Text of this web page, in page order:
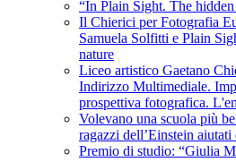
“In Plain Sight. The
Il Chierici per Fotografia
Samuela Solfitti e Plain
nature
Liceo artistico Gaetano
Indirizzo Multimediale.
prospettiva fotografica.
Volevano una scuola più
ragazzi dell’Einstein
Premio di studio: “Giulia